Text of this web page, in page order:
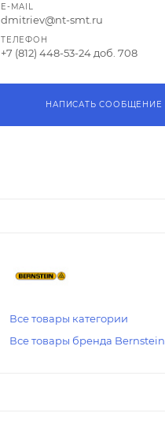
E-MAIL
dmitriev@nt-smt.ru
ТЕЛЕФОН
+7 (812) 448-53-24 доб. 708
НАПИСАТЬ СООБЩЕНИЕ
Все товары категории
Все товары бренда Bernstein